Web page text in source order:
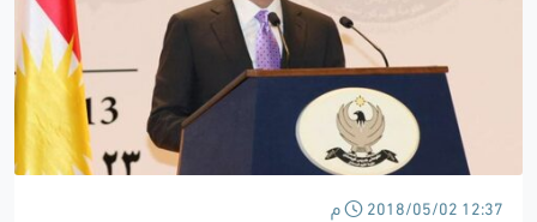
2018/05/02 12:37 م